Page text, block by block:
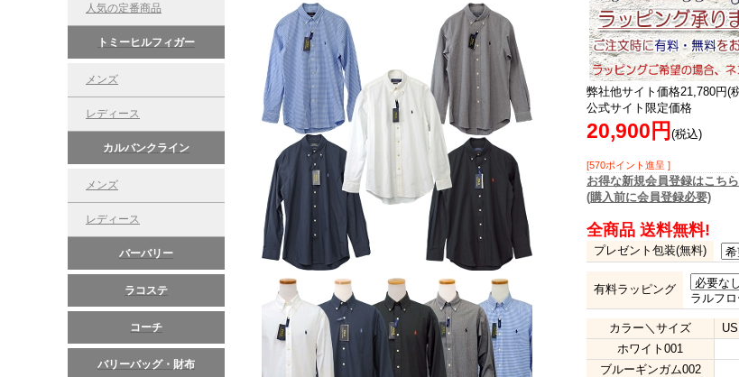
人気の定番商品
トミーヒルフィガー
メンズ
レディース
カルバンクライン
メンズ
レディース
バーバリー
ラコステ
コーチ
バリーバッグ・財布
弊社他サイト価格21,780円(
公式サイト限定価格
20,900円 (税込)
[570ポイント進呈 ]
お得な新規会員登録はこちら
(購入前に会員登録必要)
全商品 送料無料!
プレゼント包装(無料)
有料ラッピング
ラルフ
カラー＼サイズ
ホワイト001
ブルーギンガム002